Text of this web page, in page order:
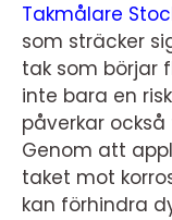
Takmålare
som sträcker
tak som börjar
inte bara en
påverkar
Genom att
taket mot
kan förhindra